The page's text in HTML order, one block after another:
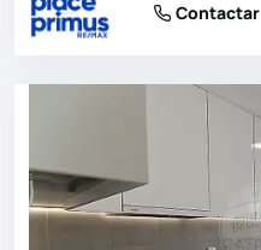
Contactar